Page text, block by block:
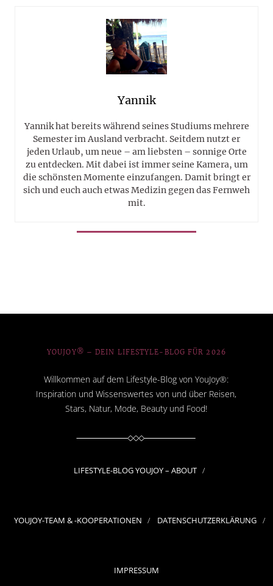
Yannik
Yannik hat bereits während seines Studiums mehrere
Semester im Ausland verbracht. Seitdem nutzt er
jeden Urlaub, um neue – am liebsten – sonnige Orte
zu entdecken. Mit dabei ist immer seine Kamera, um
die schönsten Momente einzufangen. Damit bringt er
sich und euch auch etwas Medizin gegen das Fernweh
mit.
YOUJOY® – DEIN LIFESTYLE-BLOG FÜR 2026
Willkommen auf dem Lifestyle-Blog von YouJoy®:
Inspiration und Wissenswertes von und über Reisen,
Stars, Natur, Mode, Beauty und Food!
LIFESTYLE-BLOG YOUJOY – ABOUT
YOUJOY-TEAM & -KOOPERATIONEN DATENSCHUTZERKLÄRUNG
IMPRESSUM